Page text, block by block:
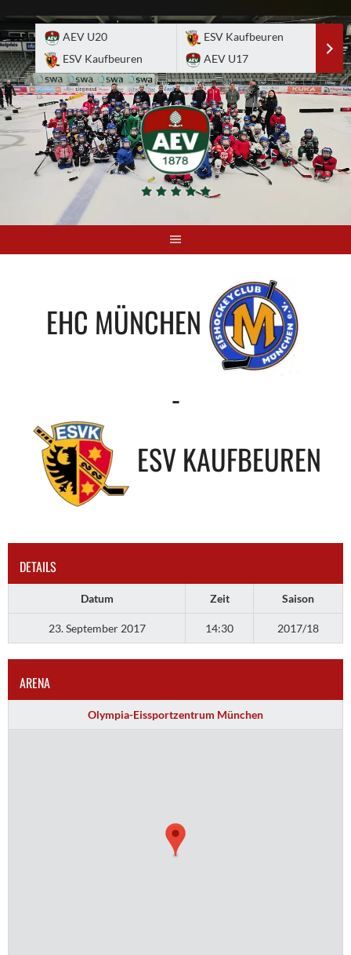
to
content
AEV U20
ESV Kaufbeuren
ESV Kaufbeuren
AEV U17
EHC MÜNCHEN
-
ESV KAUFBEUREN
DETAILS
Datum Zeit Saison
23. September 2017 14:30 2017/18
ARENA
Olympia-Eissportzentrum München